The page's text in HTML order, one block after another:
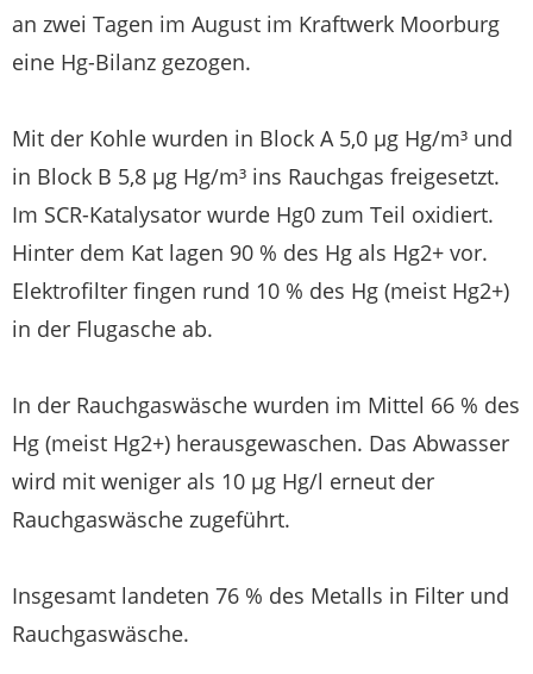
an zwei Tagen im August im Kraftwerk Moorburg
eine Hg-Bilanz gezogen.
Mit der Kohle wurden in Block A 5,0 µg Hg/m³ und
in Block B 5,8 µg Hg/m³ ins Rauchgas freigesetzt.
Im SCR-Katalysator wurde Hg0 zum Teil oxidiert.
Hinter dem Kat lagen 90 % des Hg als Hg2+ vor.
Elektrofilter fingen rund 10 % des Hg (meist Hg2+)
in der Flugasche ab.
In der Rauchgaswäsche wurden im Mittel 66 % des
Hg (meist Hg2+) herausgewaschen. Das Abwasser
wird mit weniger als 10 µg Hg/l erneut der
Rauchgaswäsche zugeführt.
Insgesamt landeten 76 % des Metalls in Filter und
Rauchgaswäsche.